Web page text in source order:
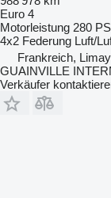
Euro 4
Motorleistung 280
4x2 Federung Luft/
Frankreich, Limay
GUAINVILLE
Verkäufer